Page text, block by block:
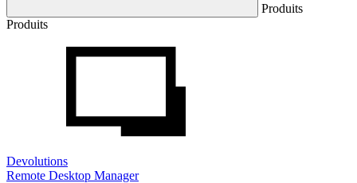
Produits
Produits
Devolutions
Remote Desktop Manager